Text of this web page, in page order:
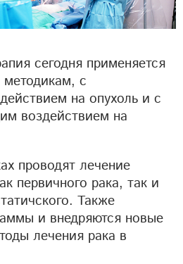
сегодня применяется
с
на опухоль и с
воздействием на
проводят лечение
первичного рака, так и
Также
и внедряются новые
лечения рака в